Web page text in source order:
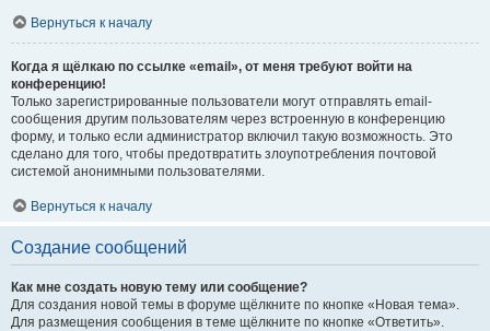
Вернуться к началу
Когда я щёлкаю по ссылке «email», от меня требуют войти на
конференцию!
Только зарегистрированные пользователи могут отправлять email-
сообщения другим пользователям через встроенную в конференцию
форму, и только если администратор включил такую возможность. Это
сделано для того, чтобы предотвратить злоупотребления почтовой
системой анонимными пользователями.
Вернуться к началу
Создание сообщений
Как мне создать новую тему или сообщение?
Для создания новой темы в форуме щёлкните по кнопке «Новая тема».
Для размещения сообщения в теме щёлкните по кнопке «Ответить».